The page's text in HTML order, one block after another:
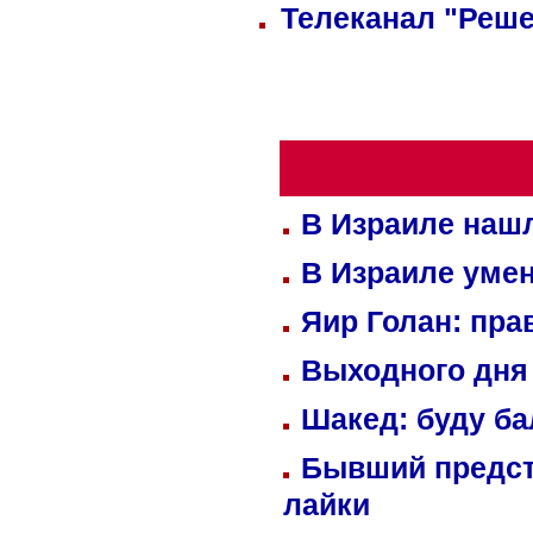
Телеканал
В Израиле
В Израиле
Яир Голан:
Выходного
Шакед: буду
Бывший
лайки